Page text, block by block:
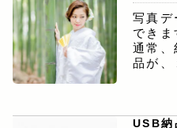
写真デ
できま
通常、
品が、
USB納